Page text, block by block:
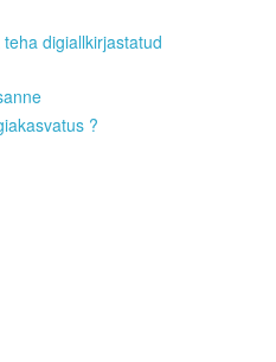
digiallkirjastatud
?